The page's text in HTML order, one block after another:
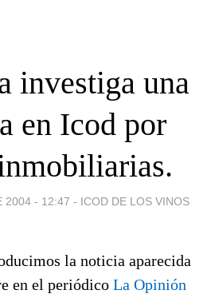
investiga una
en Icod por
2004 - 12:47 - ICOD DE LOS VINOS
la noticia aparecida
en el periódico La Opinión